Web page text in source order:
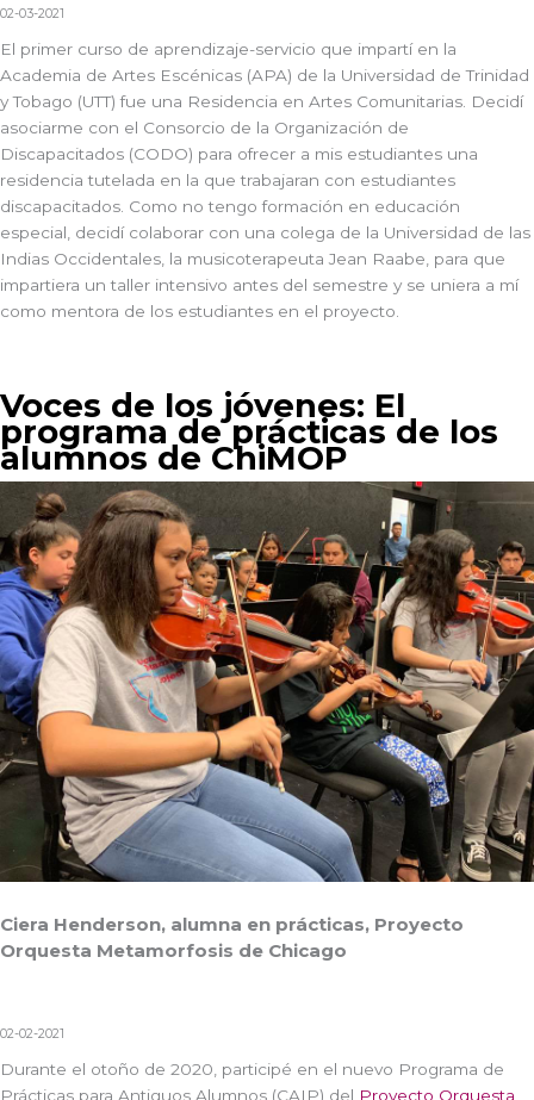
02-03-2021
El primer curso de aprendizaje-servicio que impartí en la
Academia de Artes Escénicas (APA) de la Universidad de Trinidad
y Tobago (UTT) fue una Residencia en Artes Comunitarias. Decidí
asociarme con el Consorcio de la Organización de
Discapacitados (CODO) para ofrecer a mis estudiantes una
residencia tutelada en la que trabajaran con estudiantes
discapacitados. Como no tengo formación en educación
especial, decidí colaborar con una colega de la Universidad de las
Indias Occidentales, la musicoterapeuta Jean Raabe, para que
impartiera un taller intensivo antes del semestre y se uniera a mí
como mentora de los estudiantes en el proyecto.
Voces de los jóvenes: El
programa de prácticas de los
alumnos de ChiMOP
Ciera Henderson, alumna en prácticas, Proyecto
Orquesta Metamorfosis de Chicago
02-02-2021
Durante el otoño de 2020, participé en el nuevo Programa de
Prácticas para Antiguos Alumnos (CAIP) del Proyecto Orquesta